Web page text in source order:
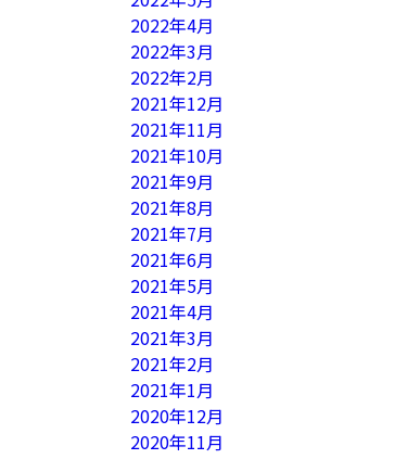
2022年4月
2022年3月
2022年2月
2021年12月
2021年11月
2021年10月
2021年9月
2021年8月
2021年7月
2021年6月
2021年5月
2021年4月
2021年3月
2021年2月
2021年1月
2020年12月
2020年11月